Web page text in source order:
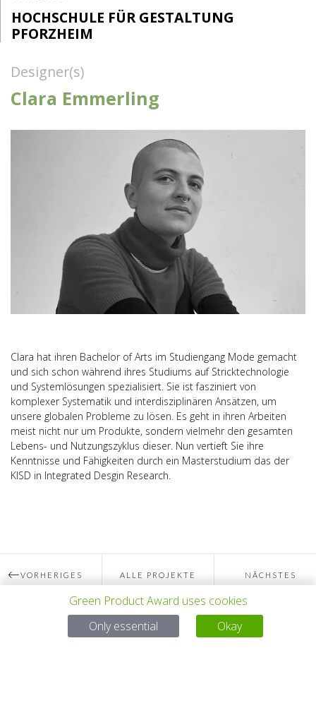
HOCHSCHULE FÜR GESTALTUNG
PFORZHEIM
Designer(s)
Clara Emmerling
Clara hat ihren Bachelor of Arts im Studiengang Mode gemacht
und sich schon während ihres Studiums auf Stricktechnologie
und Systemlösungen spezialisiert. Sie ist fasziniert von
komplexer Systematik und interdisziplinären Ansätzen, um
unsere globalen Probleme zu lösen. Es geht in ihren Arbeiten
meist nicht nur um Produkte, sondern vielmehr den gesamten
Lebens- und Nutzungszyklus dieser. Nun vertieft Sie ihre
Kenntnisse und Fähigkeiten durch ein Masterstudium das der
KISD in Integrated Desgin Research.
VORHERIGES ALLE PROJEKTE NÄCHSTES
PROJEKT
Bei Fragen:
Green Product Award uses cookies
Only essential
Okay